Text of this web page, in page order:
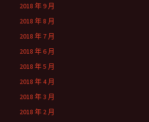
2018 年 9 月
2018 年 8 月
2018 年 7 月
2018 年 6 月
2018 年 5 月
2018 年 4 月
2018 年 3 月
2018 年 2 月